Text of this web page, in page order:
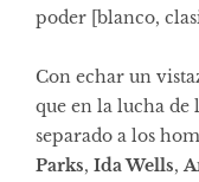
poder [blanco,
Con echar un
que en la lucha de
separado a los
Parks, Ida Wells,